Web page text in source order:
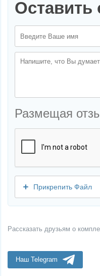
Оставить
Размещая
Прикрепить Файл
Рассказать друзьям о
Наш Telegram